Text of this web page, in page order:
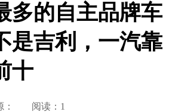
多的自主品牌车
是吉利，一汽靠
十
阅读：1